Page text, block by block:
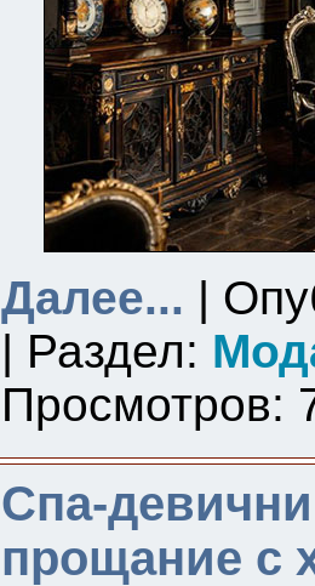
Далее... |
| Раздел:
Просмотров:
Спа-
прощание с